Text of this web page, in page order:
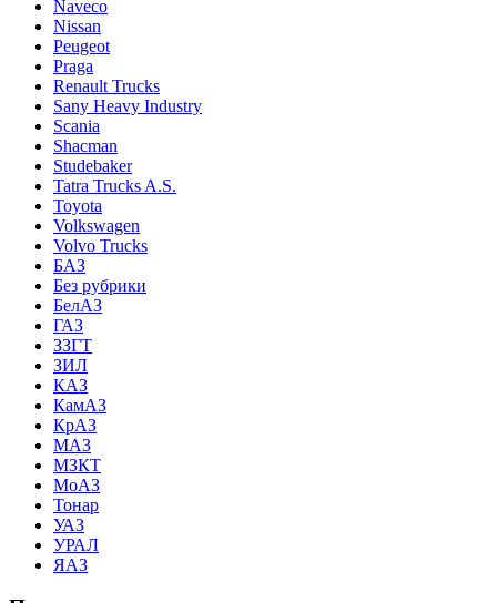
Naveco
Nissan
Peugeot
Praga
Renault Trucks
Sany Heavy Industry
Scania
Shacman
Studebaker
Tatra Trucks A.S.
Toyota
Volkswagen
Volvo Trucks
БАЗ
Без рубрики
БелАЗ
ГАЗ
ЗЗГТ
ЗИЛ
КАЗ
КамАЗ
КрАЗ
МАЗ
МЗКТ
МоАЗ
Тонар
УАЗ
УРАЛ
ЯАЗ